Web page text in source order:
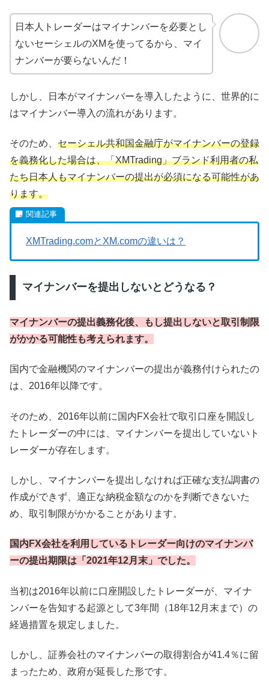
日本人トレーダーはマイナンバーを必要とし
ないセーシェルのXMを使ってるから、マイ
ナンバーが要らないんだ！
しかし、日本がマイナンバーを導入したように、世界的に
はマイナンバー導入の流れがあります。
そのため、 セーシェル共和国金融庁がマイナンバーの登録
を義務化した場合は、「XMTrading」ブランド利用者の私
たち日本人もマイナンバーの提出が必須になる可能性があ
ります。
XMTrading.comとXM.comの違いは？
マイナンバーを提出しないとどうなる？
マイナンバーの提出義務化後、もし提出しないと取引制限
がかかる可能性も考えられます。
国内で金融機関のマイナンバーの提出が義務付けられたの
は、2016年以降です。
そのため、2016年以前に国内FX会社で取引口座を開設し
たトレーダーの中には、マイナンバーを提出していないト
レーダーが存在します。
しかし、マイナンバーを提出しなければ正確な支払調書の
作成ができず、適正な納税金額なのかを判断できないた
め、取引制限がかかることがあります。
国内FX会社を利用しているトレーダー向けのマイナンバ
ーの提出期限は「2021年12月末」でした。
当初は2016年以前に口座開設したトレーダーが、マイナ
ンバーを告知する起源として3年間（18年12月末まで）の
経過措置を規定しました。
しかし、証券会社のマイナンバーの取得割合が41.4％に留
まったため、政府が延長した形です。